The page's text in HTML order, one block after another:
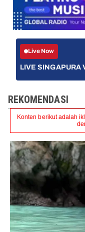
Live Now
LIVE SINGAPURA